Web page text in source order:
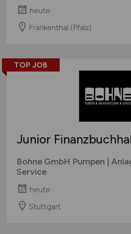
Steuern, Steuerberatung
Trading
Versicherungen
Zahlungsverkehr,
heute
Frankenthal (Pfalz)
TOP JOB
Junior
Bohne GmbH Pumpen |
Service
heute
Stuttgart